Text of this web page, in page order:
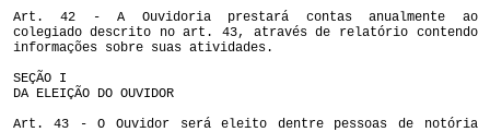
Art. 42 - A Ouvidoria prestará contas anualmente ao
colegiado descrito no art. 43, através de relatório contendo
informações sobre suas atividades.
SEÇÃO I
DA ELEIÇÃO DO OUVIDOR
Art. 43 - O Ouvidor será eleito dentre pessoas de notória